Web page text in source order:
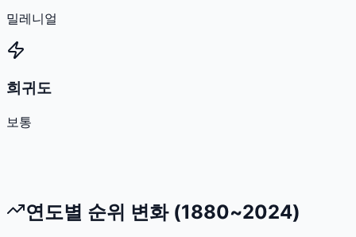
밀레니얼
희귀도
보통
연도별 순위 변화 (1880~2024)